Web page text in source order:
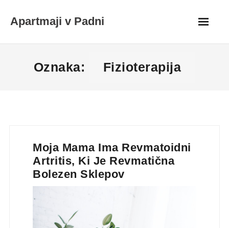
Apartmaji v Padni
Oznaka: Fizioterapija
Moja Mama Ima Revmatoidni
Artritis, Ki Je Revmatična
Bolezen Sklepov